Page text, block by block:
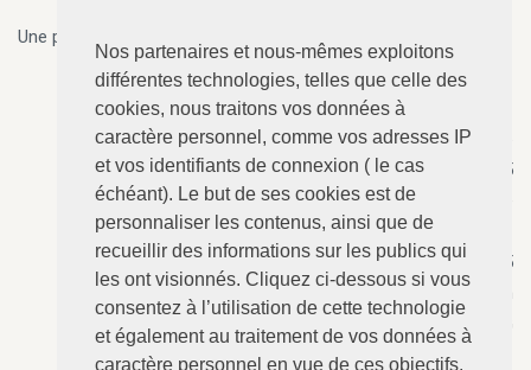
Nos partenaires et nous-mêmes exploitons
différentes technologies, telles que celle des
cookies, nous traitons vos données à
caractère personnel, comme vos adresses IP
et vos identifiants de connexion ( le cas
échéant). Le but de ses cookies est de
personnaliser les contenus, ainsi que de
recueillir des informations sur les publics qui
les ont visionnés. Cliquez ci-dessous si vous
consentez à l’utilisation de cette technologie
et également au traitement de vos données à
caractère personnel en vue de ces objectifs.
Une permanence 7j/7, 24h/24 est assurée par téléphone.
ANGERVILLE-Dozulé: 02.31.73.73.76
N°157 - Le Calvaire, RD 675
14430 ANGERVILLE-Dozulé
CABOURG: 02.31.24.94.15
8 Avenue Bertaux Levillain
14390 CABOURG